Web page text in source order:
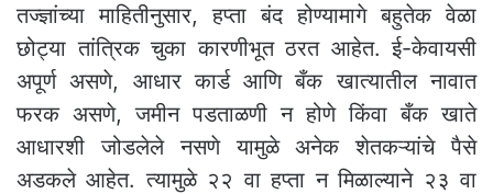
तज्ज्ञांच्या माहितीनुसार, हप्ता बंद होण्यामागे बहुतेक वेळा
छोट्या तांत्रिक चुका कारणीभूत ठरत आहेत. ई-केवायसी
अपूर्ण असणे, आधार कार्ड आणि बँक खात्यातील नावात
फरक असणे, जमीन पडताळणी न होणे किंवा बँक खाते
आधारशी जोडलेले नसणे यामुळे अनेक शेतकऱ्यांचे पैसे
अडकले आहेत. त्यामुळे २२ वा हप्ता न मिळाल्याने २३ वा